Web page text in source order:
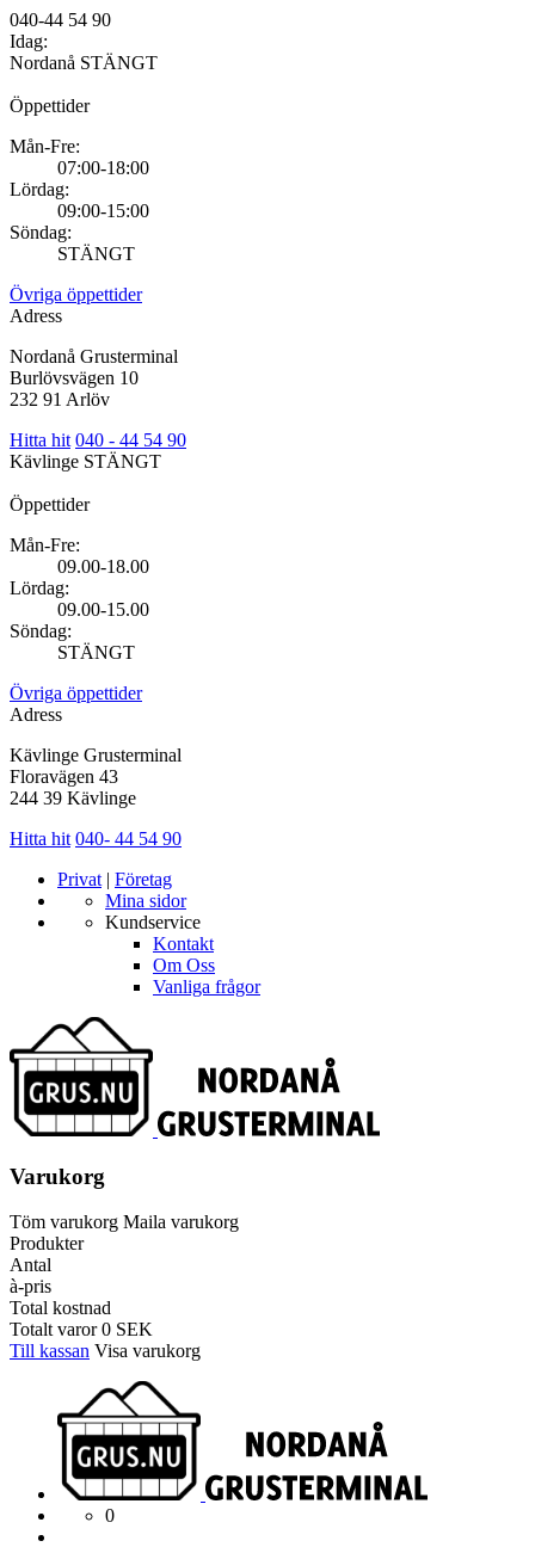
040-44 54 90
Idag:
Nordanå STÄNGT
Öppettider
Mån-Fre:
07:00-18:00
Lördag:
09:00-15:00
Söndag:
STÄNGT
Övriga öppettider
Adress
Nordanå Grusterminal
Burlövsvägen 10
232 91 Arlöv
Hitta hit 040 - 44 54 90
Kävlinge STÄNGT
Öppettider
Mån-Fre:
09.00-18.00
Lördag:
09.00-15.00
Söndag:
STÄNGT
Övriga öppettider
Adress
Kävlinge Grusterminal
Floravägen 43
244 39 Kävlinge
Hitta hit 040- 44 54 90
Privat | Företag
Mina sidor
Kundservice
Kontakt
Om Oss
Vanliga frågor
Varukorg
Töm varukorg Maila varukorg
Produkter
Antal
à-pris
Total kostnad
Totalt varor0 SEK
Till kassan Visa varukorg
0